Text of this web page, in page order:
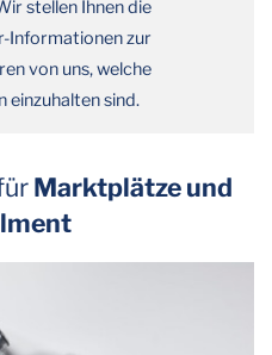
stellen Ihnen die
Informationen zur
von uns, welche
einzuhalten sind.
Marktplätze und